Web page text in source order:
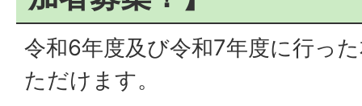
令和6年度及び令和7年度に行っ
ただけます。